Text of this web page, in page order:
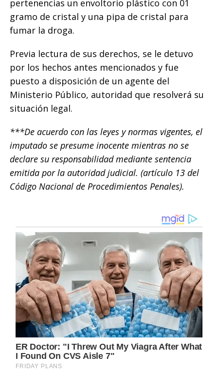
pertenencias un envoltorio plástico con 01
gramo de cristal y una pipa de cristal para
fumar la droga.
Previa lectura de sus derechos, se le detuvo
por los hechos antes mencionados y fue
puesto a disposición de un agente del
Ministerio Público, autoridad que resolverá su
situación legal.
***De acuerdo con las leyes y normas vigentes, el
imputado se presume inocente mientras no se
declare su responsabilidad mediante sentencia
emitida por la autoridad judicial. (artículo 13 del
Código Nacional de Procedimientos Penales).